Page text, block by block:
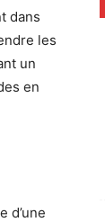
dans
les
un
en
d’une